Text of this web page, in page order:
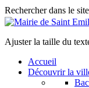
Rechercher dans le site
Ajuster la taille du
Accueil
Découvrir la